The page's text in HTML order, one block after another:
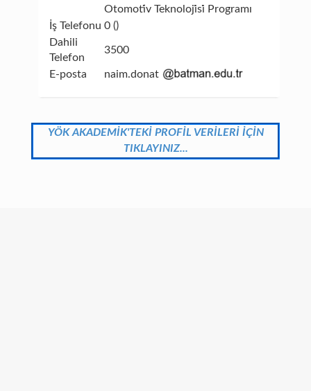
Otomoti̇v Teknoloji̇si̇ Programı
İş Telefonu 0 ()
Dahili
Telefon
3500
E-posta naim.donat
YÖK AKADEMİK'TEKİ PROFİL VERİLERİ İÇİN
TIKLAYINIZ...